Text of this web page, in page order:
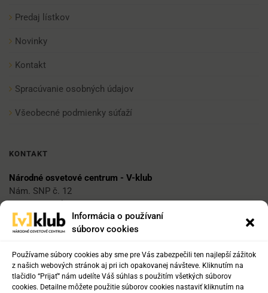
Informácia o používaní
súborov cookies
Používame súbory cookies aby sme pre Vás zabezpečili ten najlepší zážitok
z našich webových stránok aj pri ich opakovanej návšteve. Kliknutím na
tlačidlo “Prijať” nám udelíte Váš súhlas s použitím všetkých súborov
cookies. Detailne môžete použitie súborov cookies nastaviť kliknutím na
Predaj lístkov
Novinky
Kontakt
Spracúvanie osobných údajov
Všeobecné podmienky súťaží
KONTAKT
Národné osvetové centrum - V-klub
Nám. SNP č. 12
812 34 Bratislava 1
vklub@nocka.sk